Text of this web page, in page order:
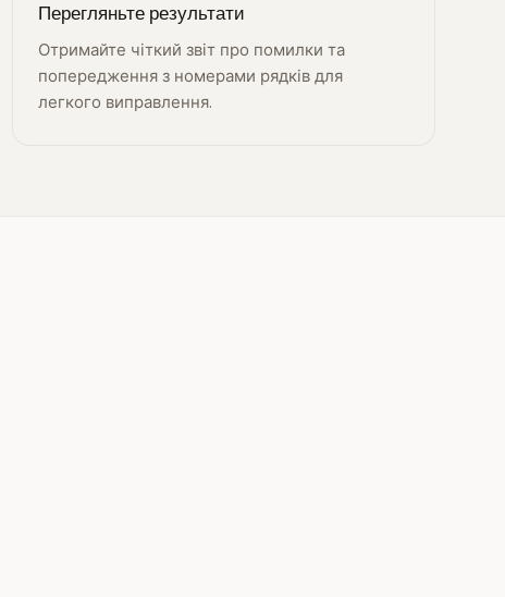
Перегляньте результати
Отримайте чіткий звіт про помилки та
попередження з номерами рядків для
легкого виправлення.